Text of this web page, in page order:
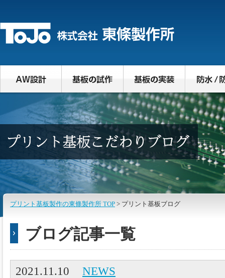
プリント基板製作の東條製作所 TOP > プリント基板ブログ
ブログ記事一覧
2021.11.10 NEWS